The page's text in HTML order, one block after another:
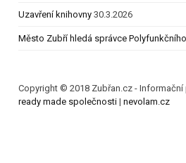
Uzavření knihovny 30.3.2026
Město Zubří hledá správce
Copyright © 2018 Zubřan.cz - Informační
ready made společnosti | nevolam.cz